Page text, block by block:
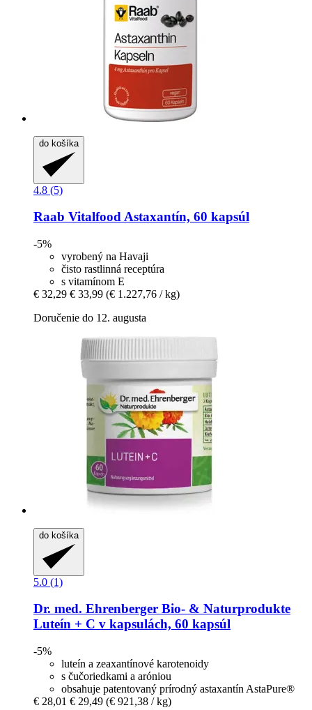
do košíka
4.8 (5)
Raab VitalfoodAstaxantín, 60 kapsúl
-5%
vyrobený na Havaji
čisto rastlinná receptúra
s vitamínom E
€ 32,29 € 33,99 (€ 1.227,76 / kg)
Doručenie do 12. augusta
do košíka
5.0 (1)
Dr. med. Ehrenberger Bio- & Naturprodukte
Luteín + C v kapsulách, 60 kapsúl
-5%
luteín a zeaxantínové karotenoidy
s čučoriedkami a aróniou
obsahuje patentovaný prírodný astaxantín AstaPure®
€ 28,01 € 29,49 (€ 921,38 / kg)